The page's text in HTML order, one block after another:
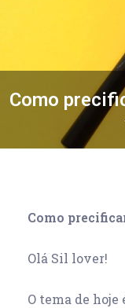
Como
Como
Olá Sil lover!
O tema de